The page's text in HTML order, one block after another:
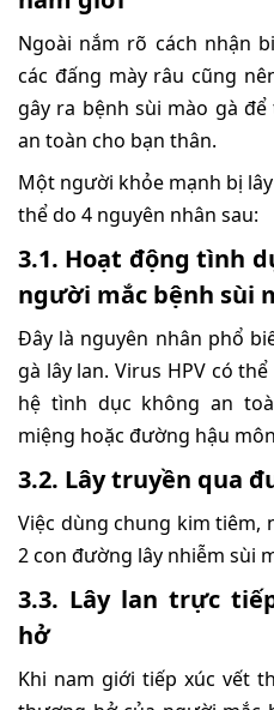
Ngoài nắm rõ cách nhận
các đấng mày râu cũng
gây ra bệnh sùi mào gà
an toàn cho bạn thân.
Một người khỏe mạnh bị
thể do 4 nguyên nhân sau:
3.1. Hoạt động tình
người mắc bệnh sùi
Đây là nguyên nhân phổ
gà lây lan. Virus HPV có
hệ tình dục không an
miệng hoặc đường hậu
3.2. Lây truyền qua
Việc dùng chung kim tiêm,
2 con đường lây nhiễm sùi
3.3. Lây lan trực
hở
Khi nam giới tiếp xúc vết